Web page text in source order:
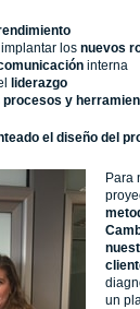
los nuevos
interna
liderazgo
procesos y
el diseño del
Para
un